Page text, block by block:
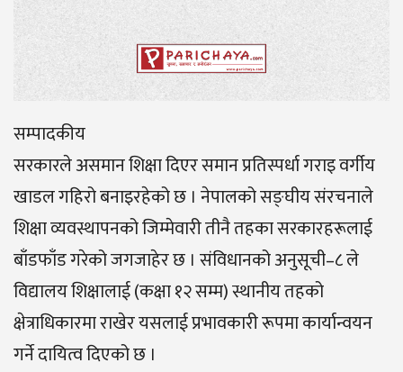
सम्पादकीय
सरकारले असमान शिक्षा दिएर समान प्रतिस्पर्धा गराइ वर्गीय
खाडल गहिरो बनाइरहेको छ । नेपालको सङ्घीय संरचनाले
शिक्षा व्यवस्थापनको जिम्मेवारी तीनै तहका सरकारहरूलाई
बाँडफाँड गरेको जगजाहेर छ । संविधानको अनुसूची–८ ले
विद्यालय शिक्षालाई (कक्षा १२ सम्म) स्थानीय तहको
क्षेत्राधिकारमा राखेर यसलाई प्रभावकारी रूपमा कार्यान्वयन
गर्ने दायित्व दिएको छ ।